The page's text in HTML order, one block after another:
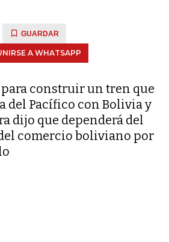
GUARDAR
A WHATSAPP
construir un tren que
del Pacífico con Bolivia y
dijo que dependerá del
comercio boliviano por